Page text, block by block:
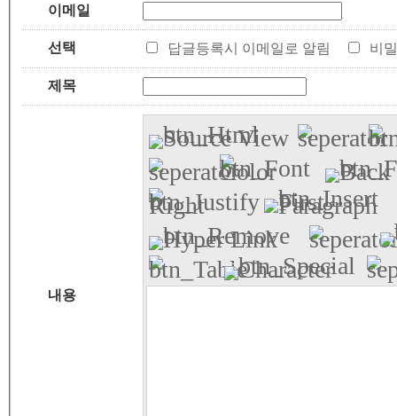
이메일
선택 답글등록시 이메일로 알림 비
제목
내용